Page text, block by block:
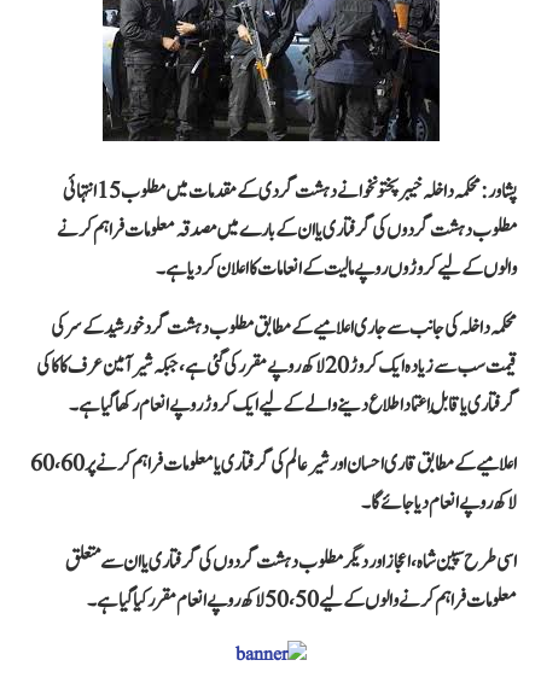
پشاور:محکمہ داخلہ خیبرپختونخوا نے دہشت گردی کے مقدمات میں مطلوب
15 انتہائی
مطلوب دہشت گردوںکی گرفتاری یا ان کے بارے میں مصدقہ معلومات فراہم کرنے
والوں کے لیے کروڑوں روپے مالیت کے انعامات کا اعلان کر دیا ہے۔
محکمہ داخلہ کی جانب سے جاری اعلامیے کے مطابق مطلوب دہشت گردخورشیدکے سر کی
قیمت سب سے زیادہایک کروڑ 20 لاکھ روپے مقرر کی گئی ہے، جبکہشیر آمین عرف کاکاکی
گرفتاری یا قابلِ اعتماد اطلاع دینے والے کے لیےایک کروڑ روپےانعام رکھا گیا ہے۔
اعلامیے کے مطابققاری احساناورشیر عالمکی گرفتاری یا معلومات فراہم کرنے پر
60، 60
لاکھ روپےانعام دیا جائے گا۔
اسی طرحسپین شاہ، اعجازاور دیگر مطلوب دہشت گردوں کی گرفتاری یا ان سے متعلق
معلومات فراہم کرنے والوں کے لیے50، 50 لاکھ روپے انعام مقرر کیا گیا ہے۔